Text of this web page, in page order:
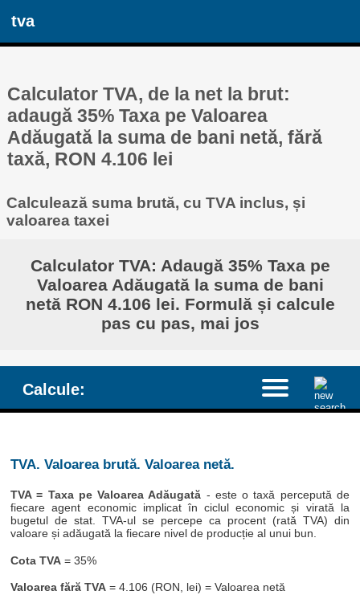
tva
Calculator TVA, de la net la brut:
adaugă 35% Taxa pe Valoarea
Adăugată la suma de bani netă, fără
taxă, RON 4.106 lei
Calculează suma brută, cu TVA inclus, și
valoarea taxei
Calculator TVA: Adaugă 35% Taxa pe
Valoarea Adăugată la suma de bani
netă RON 4.106 lei. Formulă și calcule
pas cu pas, mai jos
Calcule:
TVA. Valoarea brută. Valoarea netă.
TVA = Taxa pe Valoarea Adăugată - este o taxă percepută de
fiecare agent economic implicat în ciclul economic și virată la
bugetul de stat. TVA-ul se percepe ca procent (rată TVA) din
valoare și adăugată la fiecare nivel de producție al unui bun.
Cota TVA = 35%
Valoarea fără TVA = 4.106 (RON, lei) = Valoarea netă